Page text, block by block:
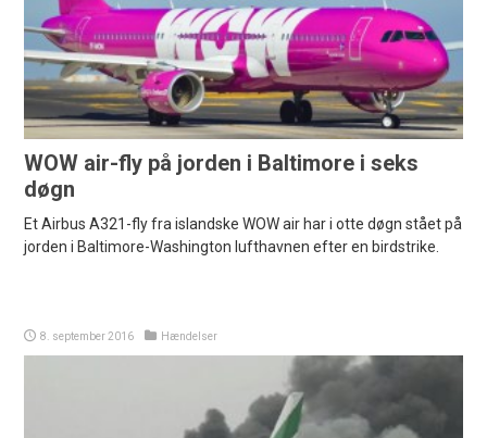
WOW air-fly på jorden i Baltimore i seks
døgn
Et Airbus A321-fly fra islandske WOW air har i otte døgn stået på
jorden i Baltimore-Washington lufthavnen efter en birdstrike.
8. september 2016 Hændelser